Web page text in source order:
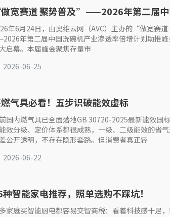
做宽赛道 聚势普及”——2026年第二届
渗透率倍增计划助推峰会圆满落幕
年6月24日，由奥维云网（AVC）主办的“做宽赛道
年第二届中国洗碗机产业渗透率倍增计划助推
启幕。本届峰会聚焦存量市
2026-06-25
气具必看！五步识破能效虚标
国内燃气具已全面落地GB 30720-2025最新能效国
效分级、定价体系都很成熟，一级、二级能效的省
公开透明，不存在隐形套路。但消费者真正容
2026-06-22
智能家电推荐，照单选购不踩坑！
家庭买智能厨电都容易交智商税：看着科技感十足